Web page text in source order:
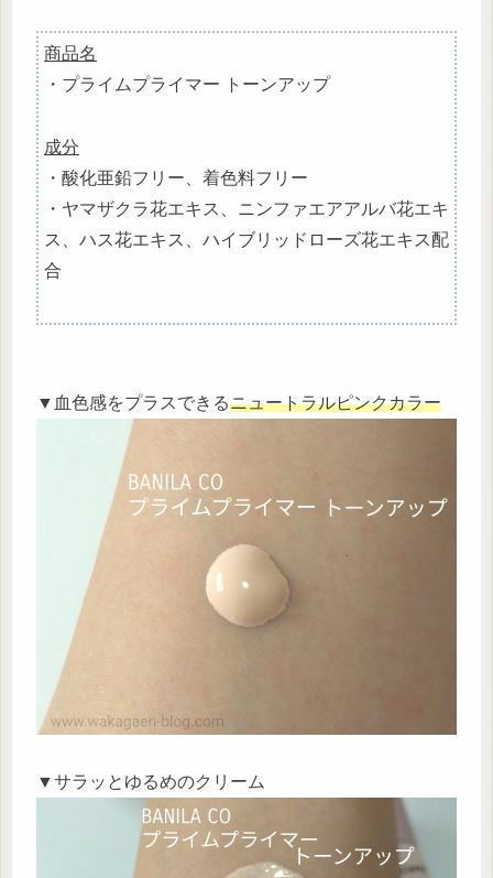
商品名
・プライムプライマー トーンアップ
成分
・酸化亜鉛フリー、着色料フリー
・ヤマザクラ花エキス、ニンファエアアルバ花エキ
ス、ハス花エキス、ハイブリッドローズ花エキス配
合
▼血色感をプラスできるニュートラルピンクカラー
▼サラッとゆるめのクリーム